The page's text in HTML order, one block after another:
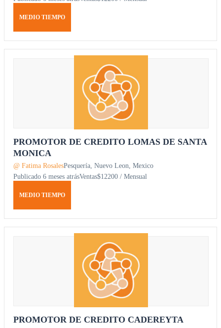
MEDIO TIEMPO
PROMOTOR DE CREDITO LOMAS DE SANTA
MONICA
@ Fatima RosalesPesquería, Nuevo Leon, Mexico
Publicado 6 meses atrásVentas$12200 / Mensual
MEDIO TIEMPO
PROMOTOR DE CREDITO CADEREYTA